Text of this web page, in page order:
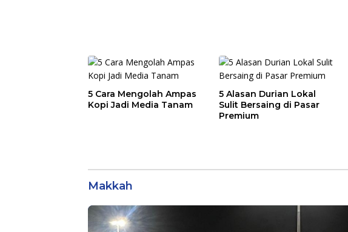
5 Cara Mengolah Ampas
Kopi Jadi Media Tanam
5 Alasan Durian Lokal
Sulit Bersaing di Pasar
Premium
Makkah